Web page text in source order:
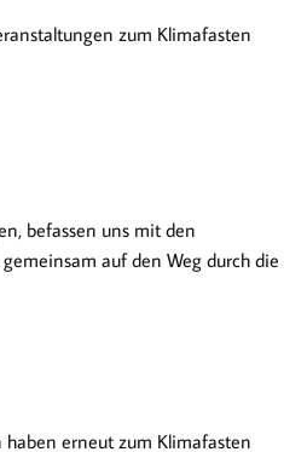
zum Klimafasten
befassen uns mit den
auf den Weg durch die
haben erneut zum Klimafasten